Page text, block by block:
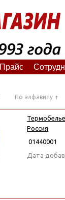
Прайс
По алфавиту
Россия
01440001
Дата